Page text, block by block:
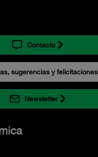
Contacto
sugerencias y felicitaciones
Newsletter